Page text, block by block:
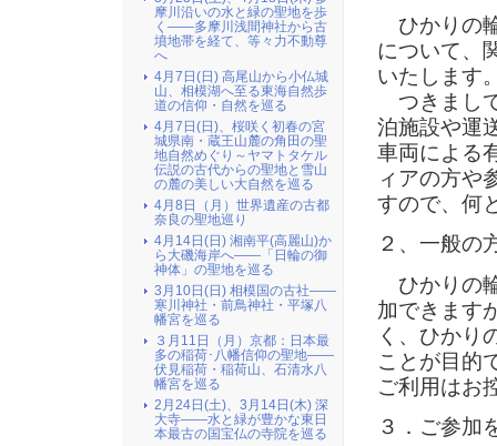
ひかりの
について、
いたします
つきまし
泊施設や運
車両による
ィアの方や
すので、何
２、一般の
ひかりの
加できます
く、ひかり
ことが目的
ご利用はお
３．ご参加
摩川沿いの水と緑の聖地を歩
く――多摩川浅間神社から古
墳地帯を経て、等々力不動尊
へ
4月7日(日) 高尾山から小仏城
山、相模湖へ至る東海自然歩
道の信仰・自然を巡る
4月7日(日)、桜咲く初春の宮
城県南・蔵王山麓の角田の聖
地自然めぐり～ヤマトタケル
伝説の古代からの聖地と雪山
の麓の美しい大自然を巡る
4月8日（月）世界遺産の古都
奈良の聖地巡り
4月14日(日) 湘南平(高麗山)か
ら大磯海岸へ――「日輪の御
神体」の聖地を巡る
3月10日(日) 相模国の古社――
寒川神社・前鳥神社・平塚八
幡宮を巡る
３月11日（月）京都：日本最
多の稲荷･八幡信仰の聖地――
伏見稲荷・稲荷山、石清水八
幡宮を巡る
2月24日(土)、3月14日(木) 深
大寺――水と緑が豊かな東日
本最古の国宝仏の寺院を巡る